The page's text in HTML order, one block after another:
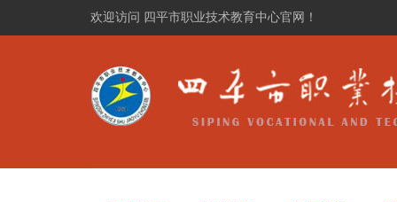
欢迎访问 四平市职业技术教育中心官网！